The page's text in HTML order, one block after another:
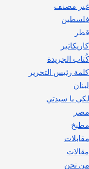
غير مصنف
فلسطين
قطر
كاريكاتير
كُتاب الجريدة
كلمة رئيس التحرير
لبنان
لكي يا سيدتي
مصر
مطبخ
مقابلات
مقالات
من نحن